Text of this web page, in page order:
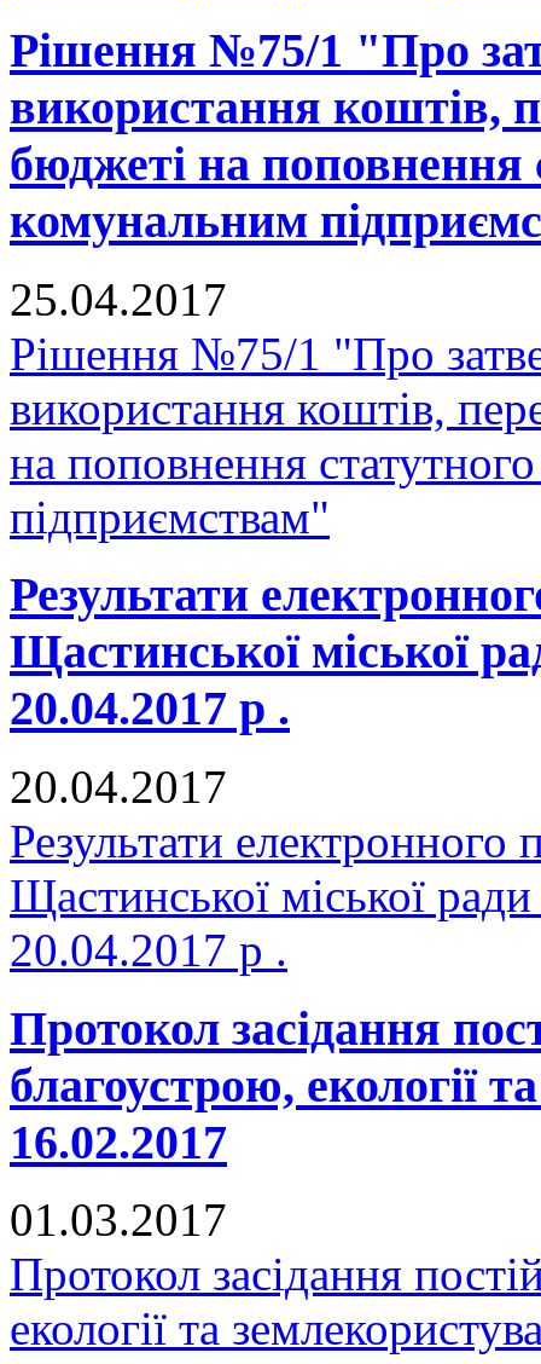
Рішення №75/1 "Про
використання коштів,
бюджеті на поповнення
комунальним
25.04.2017
Рішення №75/1 "Про
використання коштів,
на поповнення
підприємствам"
Результати
Щастинської міської
20.04.2017 р .
20.04.2017
Результати електронного
Щастинської міської
20.04.2017 р .
Протокол засідання
благоустрою, екології
16.02.2017
01.03.2017
Протокол засідання
екології та